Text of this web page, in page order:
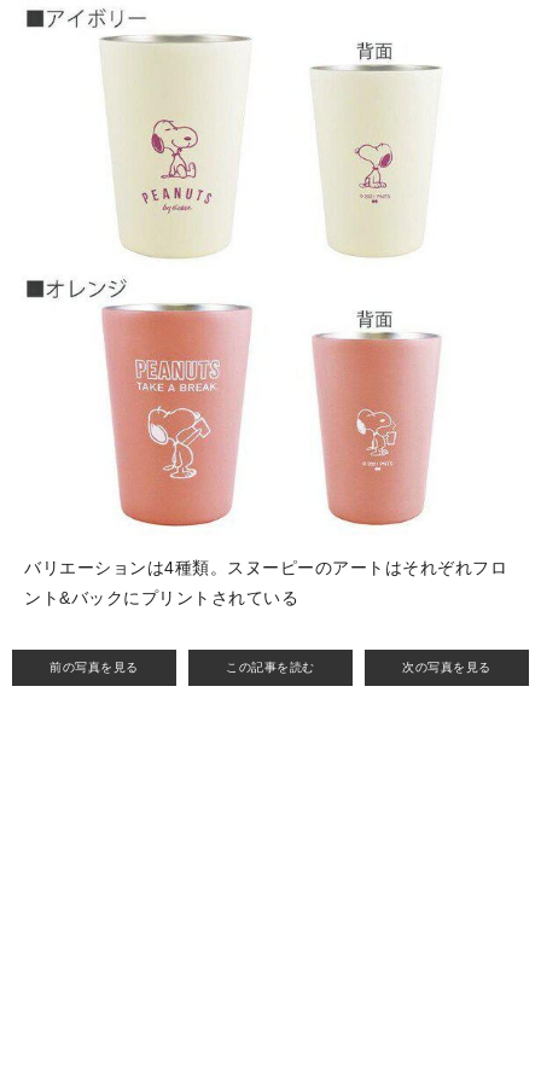
前の写真を見る この記事を読む 次の写真を見る
バリエーションは4種類。スヌーピーのアートはそれぞれフロ
ント&バックにプリントされている